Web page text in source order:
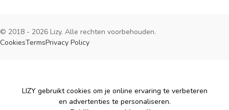
© 2018 - 2026 Lizy. Alle rechten voorbehouden.
CookiesTermsPrivacy Policy
Cookies
LIZY gebruikt cookies om je online ervaring te verbeteren
en advertenties te personaliseren.